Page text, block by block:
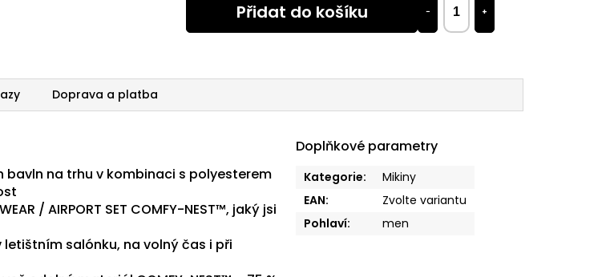
+
−
Přidat do košíku
Doprava a platba
bavln na trhu v kombinaci s polyesterem
/ AIRPORT SET COMFY-NEST™, jaký jsi
salónku, na volný čas i při
Doplňkové parametry
Kategorie:
Mikiny
EAN:
Zvolte variantu
Pohlaví: men